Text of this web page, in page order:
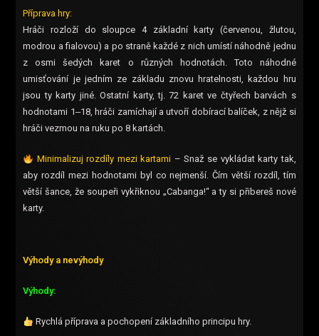
Příprava hry:
Hráči rozloží do sloupce 4 základní karty (červenou, žlutou,
modrou a fialovou) a po straně každé z nich umístí náhodně jednu
z osmi šedých karet o různých hodnotách. Toto náhodné
umisťování je jedním ze základu znovu hratelnosti, každou hru
jsou ty karty jiné. Ostatní karty, tj. 72 karet ve čtyřech barvách s
hodnotami 1‒18, hráči zamíchají a utvoří dobírací balíček, z nějž si
hráči vezmou na ruku po 8 kartách.
Minimalizuj rozdíly mezi kartami – Snaž se vykládat karty tak,
aby rozdíl mezi hodnotami byl co nejmenší. Čím větší rozdíl, tím
větší šance, že soupeři vykřiknou „Cabanga!“ a ty si přibereš nové
karty.
Výhody a nevýhody
Výhody:
Rychlá příprava a pochopení základního principu hry.